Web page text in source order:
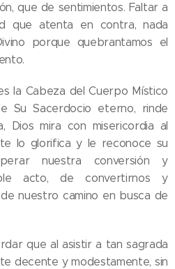
que de sentimientos. Faltar a
que atenta en contra, nada
porque quebrantamos el
la Cabeza del Cuerpo Místico
Su Sacerdocio eterno, rinde
Dios mira con misericordia al
lo glorifica y le reconoce su
nuestra conversión y
acto, de convertirnos y
nuestro camino en busca de
que al asistir a tan sagrada
decente y modestamente, sin